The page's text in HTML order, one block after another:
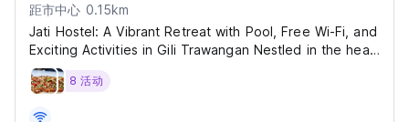
距市中心 0.15km
Jati Hostel: A Vibrant Retreat with Pool, Free Wi-Fi, and
Exciting Activities in Gili Trawangan Nestled in the heart
of Gili Trawangan, Jati Hostel offers the perfect blend
of relaxation and adventure. Just 500 meters from Gili
8 活动